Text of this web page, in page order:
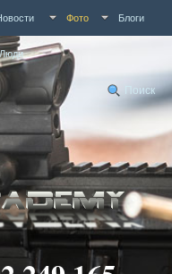
Фото Блоги
Поиск